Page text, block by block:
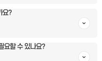
요?
요할 수 있나요?